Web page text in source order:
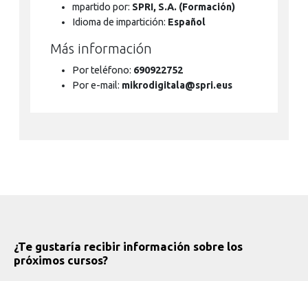
mpartido por: SPRI, S.A. (Formación)
Idioma de impartición: Español
Más información
Por teléfono: 690922752
Por e-mail: mikrodigitala@spri.eus
¿Te gustaría recibir información sobre los
próximos cursos?